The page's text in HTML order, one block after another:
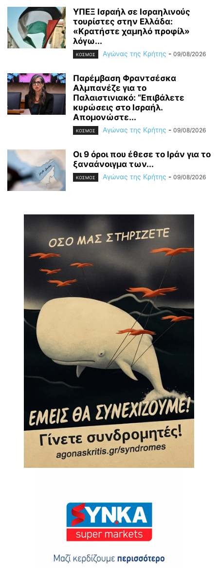
ΥΠΕΞ Ισραήλ σε Ισραηλινούς
τουρίστες στην Ελλάδα:
«Κρατήστε χαμηλό προφίλ»
λόγω...
ΚΟΣΜΟΣ Αγώνας της Κρήτης - 09/08/2026
Παρέμβαση Φραντσέσκα
Αλμπανέζε για το
Παλαιστινιακό: “Επιβάλετε
κυρώσεις στο Ισραήλ.
Απομονώστε...
ΚΟΣΜΟΣ Αγώνας της Κρήτης - 09/08/2026
Οι 9 όροι που έθεσε το Ιράν για το
ξαναάνοιγμα των...
ΚΟΣΜΟΣ Αγώνας της Κρήτης - 09/08/2026